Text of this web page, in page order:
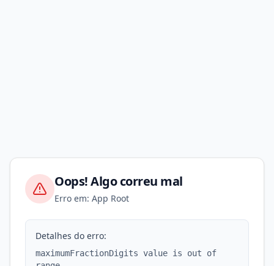
Oops! Algo correu mal
Erro em: App Root
Detalhes do erro:
maximumFractionDigits value is out of